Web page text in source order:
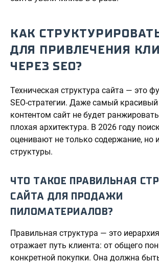
КАК
ДЛЯ ПРИВЛЕЧЕНИЯ
ЧЕРЕЗ SEO?
Техническая структура сайта — это
SEO-стратегии. Даже самый
контентом сайт не будет
плохая архитектура. В 2026 году
оценивают не только содержание, но
структуры.
ЧТО ТАКОЕ ПРАВИЛЬНАЯ
САЙТА ДЛЯ ПРОДАЖИ
ПИЛОМАТЕРИАЛОВ?
Правильная структура — это
отражает путь клиента: от общего
конкретной покупки. Она должна